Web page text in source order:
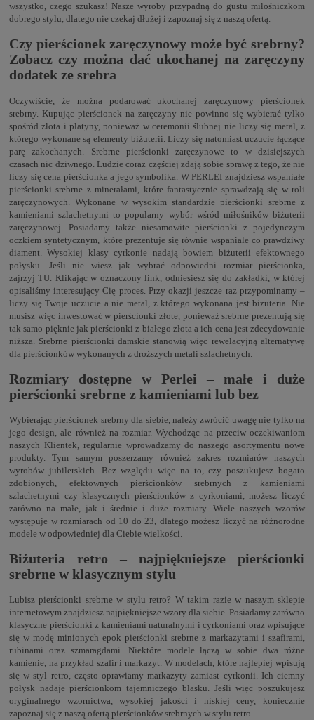
wszystko, czego szukasz! Nasze wyroby przypadną do gustu miłośniczkom
dobrego stylu, dlatego nie czekaj dłużej i zapoznaj się z naszą ofertą.
Czy pierścionek zaręczynowy może być srebrny?
Zobacz czy można dać ukochanej na zaręczyny
dodatek ze srebra
Oczywiście, że można podarować ukochanej zaręczynowy pierścionek
srebrny. Kupując pierścionek na zaręczyny nie powinno się wybierać tylko
spośród złota i platyny, ponieważ w ceremonii ślubnej nie liczy się metal, z
którego wykonane są elementy biżuterii. Liczy się natomiast uczucie łączące
parę zakochanych. Srebrne pierścionki zaręczynowe to w dzisiejszych
czasach nic dziwnego. Ludzie coraz częściej zdają sobie sprawę z tego, że nie
liczy się cena pierścionka a jego symbolika. W PERLEI znajdziesz wspaniałe
pierścionki srebrne z minerałami, które fantastycznie sprawdzają się w roli
zaręczynowych. Wykonane w wysokim standardzie pierścionki srebrne z
kamieniami szlachetnymi to popularny wybór wśród miłośników biżuterii
zaręczynowej. Posiadamy także niesamowite pierścionki z pojedynczym
oczkiem syntetycznym, które prezentuje się równie wspaniale co prawdziwy
diament. Wysokiej klasy cyrkonie nadają bowiem biżuterii efektownego
połysku. Jeśli nie wiesz jak wybrać odpowiedni rozmiar pierścionka,
zajrzyjTU . Klikając w oznaczony link, odniesiesz się do zakładki, w której
opisaliśmy interesujący Cię proces. Przy okazji jeszcze raz przypominamy –
liczy się Twoje uczucie a nie metal, z którego wykonana jest bizuteria. Nie
musisz więc inwestować w pierścionki złote, ponieważ srebrne prezentują się
tak samo pięknie jak pierścionki z białego złota a ich cena jest zdecydowanie
niższa. Srebrne pierścionki damskie stanowią więc rewelacyjną alternatywę
dla pierścionków wykonanych z droższych metali szlachetnych.
Rozmiary dostępne w Perlei – małe i duże
pierścionki srebrne z kamieniami lub bez
Wybierając pierścionek srebrny dla siebie, należy zwrócić uwagę nie tylko na
jego design, ale również na rozmiar. Wychodząc na przeciw oczekiwaniom
naszych Klientek, regularnie wprowadzamy do naszego asortymentu nowe
produkty. Tym samym poszerzamy również zakres rozmiarów naszych
wyrobów jubilerskich. Bez względu więc na to, czy poszukujesz bogato
zdobionych, efektownych pierścionków srebrnych z kamieniami
szlachetnymi czy klasycznych pierścionków z cyrkoniami, możesz liczyć
zarówno na małe, jak i średnie i duże rozmiary. Wiele naszych wzorów
występuje w rozmiarach od 10 do 23, dlatego możesz liczyć na różnorodne
modele w odpowiedniej dla Ciebie wielkości.
Biżuteria retro – najpiękniejsze pierścionki
srebrne w klasycznym stylu
Lubisz pierścionki srebrne w stylu retro? W takim razie w naszym sklepie
internetowym znajdziesz najpiękniejsze wzory dla siebie. Posiadamy zarówno
klasyczne pierścionki z kamieniami naturalnymi i cyrkoniami oraz wpisujące
się w modę minionych epok pierścionki srebrne z markazytami i szafirami,
rubinami oraz szmaragdami. Niektóre modele łączą w sobie dwa różne
kamienie, na przykład szafir i markazyt. W modelach, które najlepiej wpisują
się w styl retro, często oprawiamy markazyty zamiast cyrkonii. Ich ciemny
połysk nadaje pierścionkom tajemniczego blasku. Jeśli więc poszukujesz
oryginalnego wzornictwa, wysokiej jakości i niskiej ceny, koniecznie
zapoznaj się z naszą ofertą pierścionków srebrnych w stylu retro.